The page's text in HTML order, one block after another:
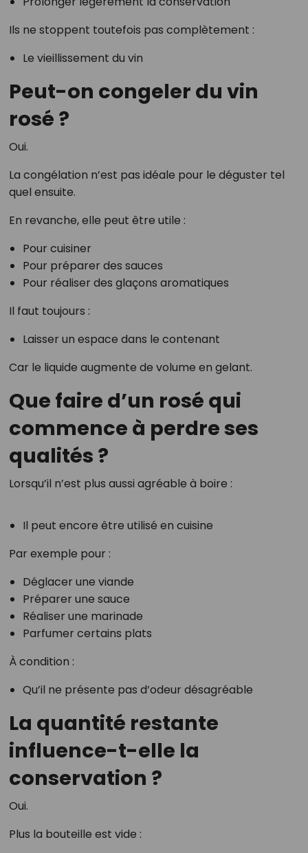
Ils ne stoppent toutefois pas complètement :
Le vieillissement du vin
Peut-on congeler du vin
rosé ?
Oui.
La congélation n’est pas idéale pour le déguster tel
quel ensuite.
En revanche, elle peut être utile :
Pour cuisiner
Pour préparer des sauces
Pour réaliser des glaçons aromatiques
Il faut toujours :
Laisser un espace dans le contenant
Car le liquide augmente de volume en gelant.
Que faire d’un rosé qui
commence à perdre ses
qualités ?
Lorsqu’il n’est plus aussi agréable à boire :
Il peut encore être utilisé en cuisine
Par exemple pour :
Déglacer une viande
Préparer une sauce
Réaliser une marinade
Parfumer certains plats
À condition :
Qu’il ne présente pas d’odeur désagréable
La quantité restante
influence-t-elle la
conservation ?
Oui.
Plus la bouteille est vide :